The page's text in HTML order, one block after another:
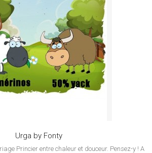
Urga by Fonty
Princier entre chaleur et douceur. Pensez-y ! A